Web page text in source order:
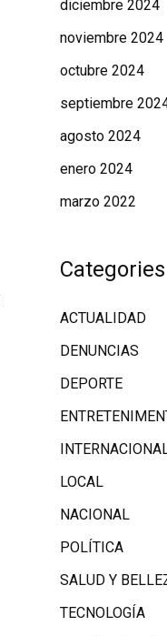
diciembre 2024
noviembre 2024
octubre 2024
septiembre
agosto 2024
enero 2024
marzo 2022
Categories
ACTUALIDAD
DENUNCIAS
DEPORTE
LOCAL
NACIONAL
POLÍTICA
SALUD Y
TECNOLOGÍA